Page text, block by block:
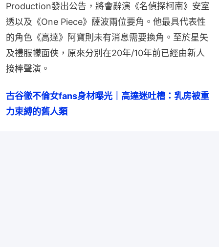
Production發出公告，將會辭演《名偵探柯南》安室
透以及《One Piece》薩波兩位要角。他最具代表性
的角色《高達》阿寶則未有消息需要換角。至於星矢
及禮服幪面俠，原來分別在20年/10年前已經由新人
接棒聲演。
古谷徹不倫女fans身材曝光｜高達迷吐槽：乳房被重
力束縛的舊人類